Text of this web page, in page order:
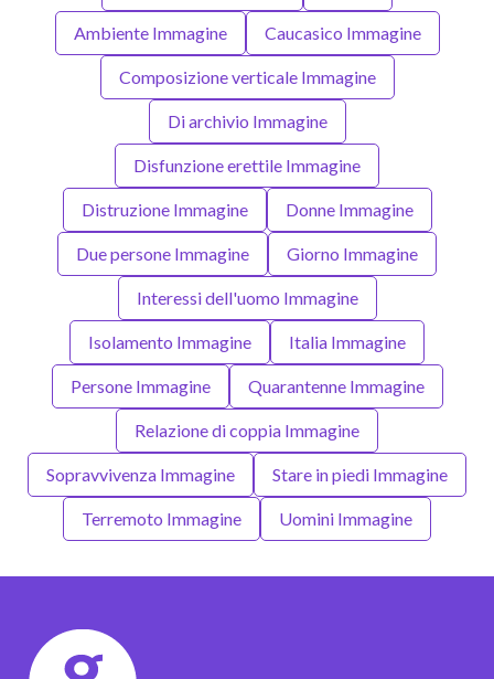
Ambiente Immagine Caucasico Immagine
Composizione verticale Immagine
Di archivio Immagine
Disfunzione erettile Immagine
Distruzione Immagine Donne Immagine
Due persone Immagine Giorno Immagine
Interessi dell'uomo Immagine
Isolamento Immagine Italia Immagine
Persone Immagine Quarantenne Immagine
Relazione di coppia Immagine
Sopravvivenza Immagine Stare in piedi Immagine
Terremoto Immagine Uomini Immagine